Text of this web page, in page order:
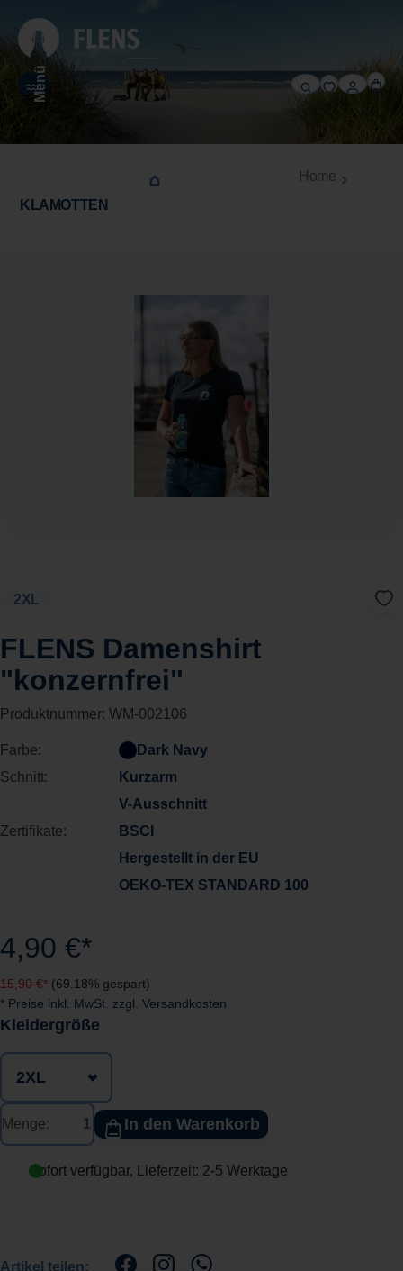
springen
Menü
Home
KLAMOTTEN
2XL
FLENS Damenshirt
"konzernfrei"
Produktnummer: WM-002106
Farbe:
Dark Navy
Schnitt:
Kurzarm
V-Ausschnitt
Zertifikate:
BSCI
Hergestellt in der EU
OEKO-TEX STANDARD 100
4,90 €*
15,90 €*(69.18% gespart)
* Preise inkl. MwSt. zzgl. Versandkosten
Kleidergröße
Menge: In den Warenkorb
Sofort verfügbar, Lieferzeit: 2-5 Werktage
Artikel teilen: